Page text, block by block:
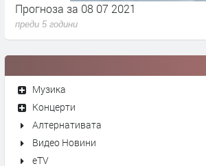
Прогноза за 08 07 2021
преди 5 години
Музика
Концерти
Алтернативата
Видео Новини
eTV